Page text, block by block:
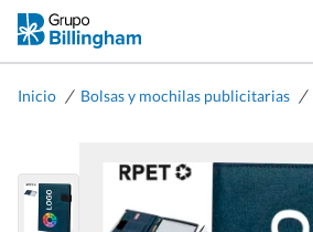
Inicio / Bolsas y mochilas publicitarias /